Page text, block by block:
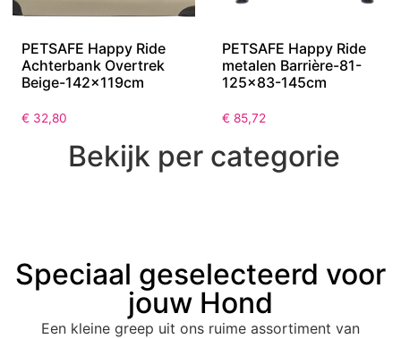
PETSAFE Happy Ride
Achterbank Overtrek
Beige-142x119cm
€ 32,80
PETSAFE Happy Ride
metalen Barrière-81-
125×83-145cm
€ 85,72
Bekijk per categorie
Speciaal geselecteerd voor
jouw Hond
Een kleine greep uit ons ruime assortiment van